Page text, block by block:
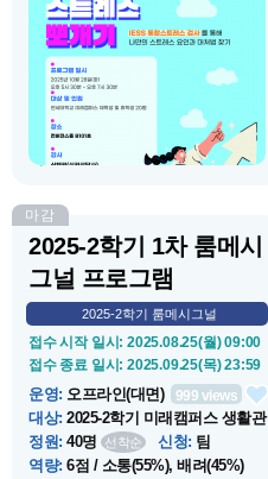
소개:취업 & 진로 고민에 스트레스
를 받는다면 주목! 스트레스의 원인
과 대처 방안에 대해 탐색하고, 건강
하게 관리할 수 있는 방법을 찾아봅
니다. ⭐️IESS 통합스트레스 검사⭐️를
통해 ✔️나에게 스트레스를 주는 요
인은 무엇인지 ✔️나만의 스트레스
마감
2025-2학기 1차 룸메시
그널 프로그램
2025-2학기 룸메시그널
접수 시작 일시 : 2025.08.25(월) 09:00
접수 종료 일시 : 2025.09.25(목) 23:59
운영: 오프라인(대면) 999 views
대상: 2025-2학기 미래캠퍼스 생활관
입...
정원: 40명 선착순 신청: 팀
역량: 6점 / 소통(55%), 배려(45%)